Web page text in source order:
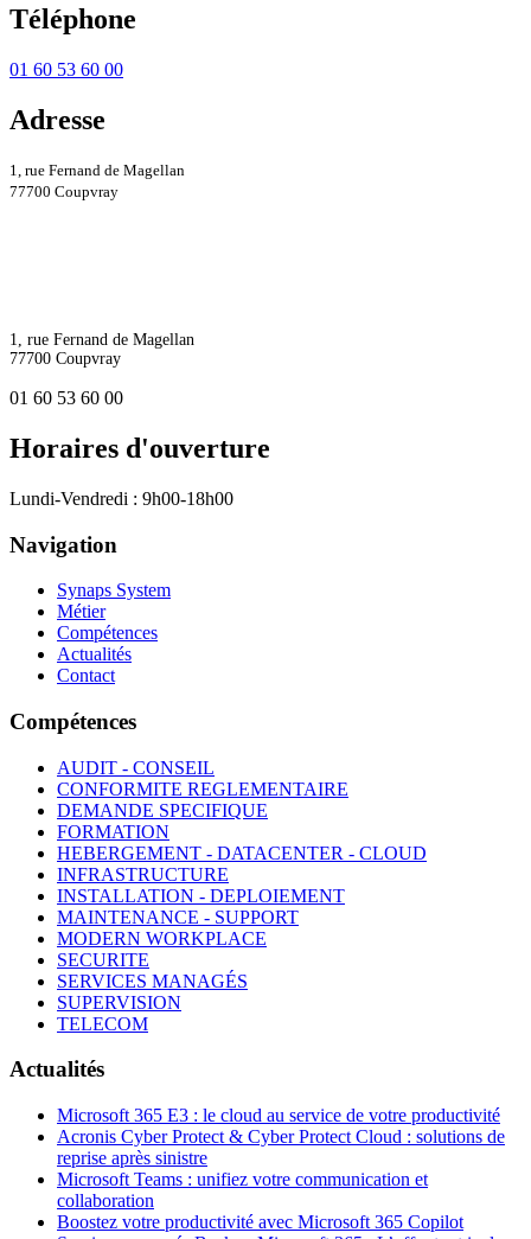
Téléphone
01 60 53 60 00
Adresse
1, rue Fernand de Magellan
77700 Coupvray
1, rue Fernand de Magellan
77700 Coupvray
01 60 53 60 00
Horaires d'ouverture
Lundi-Vendredi : 9h00-18h00
Navigation
Synaps System
Métier
Compétences
Actualités
Contact
Compétences
AUDIT - CONSEIL
CONFORMITE REGLEMENTAIRE
DEMANDE SPECIFIQUE
FORMATION
HEBERGEMENT - DATACENTER - CLOUD
INFRASTRUCTURE
INSTALLATION - DEPLOIEMENT
MAINTENANCE - SUPPORT
MODERN WORKPLACE
SECURITE
SERVICES MANAGÉS
SUPERVISION
TELECOM
Actualités
Microsoft 365 E3 : le cloud au service de votre productivité
Acronis Cyber Protect & Cyber Protect Cloud : solutions de
reprise après sinistre
Microsoft Teams : unifiez votre communication et
collaboration
Boostez votre productivité avec Microsoft 365 Copilot